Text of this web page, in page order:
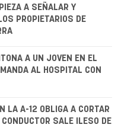
A SEÑALAR Y
PROPIETARIOS DE
A UN JOVEN EN EL
AL HOSPITAL CON
LA A-12 OBLIGA A CORTAR
SALE ILESO DE